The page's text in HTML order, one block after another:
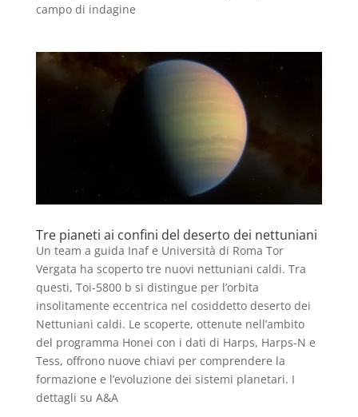
campo di indagine
Tre pianeti ai confini del deserto dei nettuniani
Un team a guida Inaf e Università di Roma Tor
Vergata ha scoperto tre nuovi nettuniani caldi. Tra
questi, Toi-5800 b si distingue per l’orbita
insolitamente eccentrica nel cosiddetto deserto dei
Nettuniani caldi. Le scoperte, ottenute nell’ambito
del programma Honei con i dati di Harps, Harps-N e
Tess, offrono nuove chiavi per comprendere la
formazione e l’evoluzione dei sistemi planetari. I
dettagli su A&A